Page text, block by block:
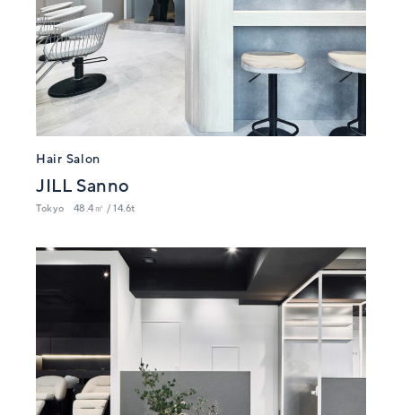
Hair Salon
JILL Sanno
Tokyo 48.4㎡ / 14.6t